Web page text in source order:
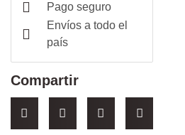
Pago seguro
Envíos a todo el
país
Compartir